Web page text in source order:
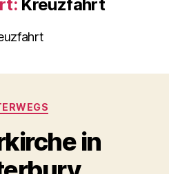
Kreuzfahrt
Kategorien
in